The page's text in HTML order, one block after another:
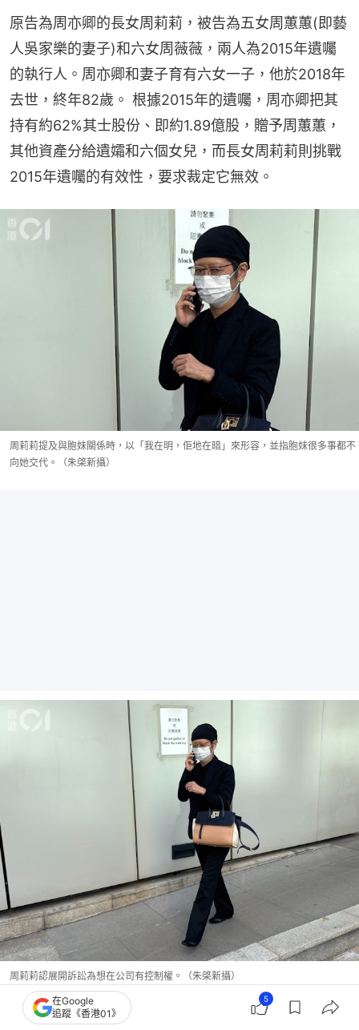
原告為周亦卿的長女周莉莉，被告為五女周蕙蕙(即藝
人吳家樂的妻子)和六女周薇薇，兩人為2015年遺囑
的執行人。周亦卿和妻子育有六女一子，他於2018年
去世，終年82歲。 根據2015年的遺囑，周亦卿把其
持有約62%其士股份、即約1.89億股，贈予周蕙蕙，
其他資產分給遺孀和六個女兒，而長女周莉莉則挑戰
2015年遺囑的有效性，要求裁定它無效。
周莉莉提及與胞妹關係時，以「我在明，佢地在暗」來形容，並指胞妹很多事都不
向她交代。（朱棨新攝）
周莉莉認展開訴訟為想在公司有控制權。（朱棨新攝）
否認興訟為取更大份額
在Google
追蹤《香港01》
5